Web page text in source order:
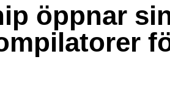
öppnar